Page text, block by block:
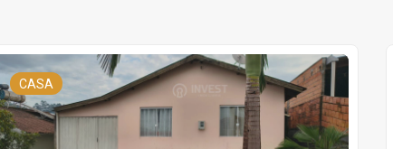
CASA